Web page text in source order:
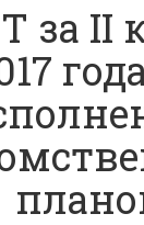
за II